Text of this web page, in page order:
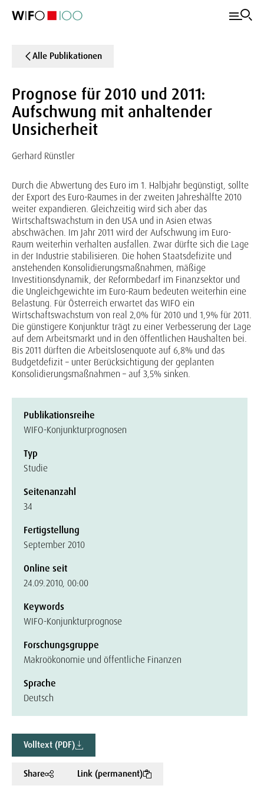
Alle Publikationen
Prognose für 2010 und 2011:
Aufschwung mit anhaltender
Unsicherheit
Gerhard Rünstler
Durch die Abwertung des Euro im 1. Halbjahr begünstigt, sollte
der Export des Euro-Raumes in der zweiten Jahreshälfte 2010
weiter expandieren. Gleichzeitig wird sich aber das
Wirtschaftswachstum in den USA und in Asien etwas
abschwächen. Im Jahr 2011 wird der Aufschwung im Euro-
Raum weiterhin verhalten ausfallen. Zwar dürfte sich die Lage
in der Industrie stabilisieren. Die hohen Staatsdefizite und
anstehenden Konsolidierungsmaßnahmen, mäßige
Investitionsdynamik, der Reformbedarf im Finanzsektor und
die Ungleichgewichte im Euro-Raum bedeuten weiterhin eine
Belastung. Für Österreich erwartet das WIFO ein
Wirtschaftswachstum von real 2,0% für 2010 und 1,9% für 2011.
Die günstigere Konjunktur trägt zu einer Verbesserung der Lage
auf dem Arbeitsmarkt und in den öffentlichen Haushalten bei.
Bis 2011 dürften die Arbeitslosenquote auf 6,8% und das
Budgetdefizit – unter Berücksichtigung der geplanten
Konsolidierungsmaßnahmen – auf 3,5% sinken.
Publikationsreihe
WIFO-Konjunkturprognosen
Typ
Studie
Seitenanzahl
34
Fertigstellung
September 2010
Online seit
24.09.2010, 00:00
Keywords
WIFO-Konjunkturprognose
Forschungsgruppe
Makroökonomie und öffentliche Finanzen
Sprache
Deutsch
Volltext (PDF)
Share Link (permanent)